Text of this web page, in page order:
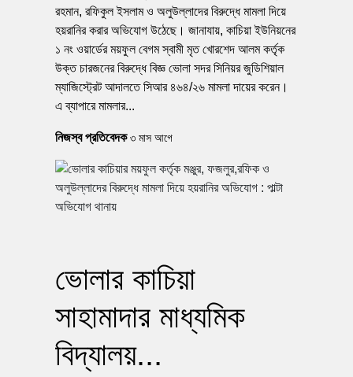
রহমান, রফিকুল ইসলাম ও অলুউল্লাদের বিরুদ্ধে মামলা দিয়ে
হয়রানির করার অভিযোগ উঠেছে। জানাযায়, কাচিয়া ইউনিয়নের
১ নং ওয়ার্ডের ময়ফুল বেগম স্বামী মৃত খোরশেদ আলম কর্তৃক
উক্ত চারজনের বিরুদ্ধে বিজ্ঞ ভোলা সদর সিনিয়র জুডিশিয়াল
ম্যাজিস্ট্রেট আদালতে সিআর ৪৬৪/২৬ মামলা দায়ের করেন।
এ ব্যাপারে মামলার...
নিজস্ব প্রতিবেদক ৩ মাস আগে
ভোলার কাচিয়া
সাহামাদার মাধ্যমিক
বিদ্যালয়...